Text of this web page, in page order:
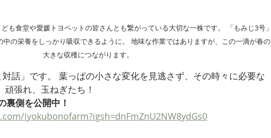
も食堂や愛媛トヨペットの皆さんとも繋がっている大切な一株です。 「もみじ3号」
中の栄養をしっかり吸収できるように。 地味な作業ではありますが、この一滴が春の
大きな収穫につながります。
話」です。 葉っぱの小さな変化を見逃さず、その時々に必要な
張れ、玉ねぎたち！
側を公開中！
iyokubonofarm?igsh=dnFmZnU2NW8ydGs0